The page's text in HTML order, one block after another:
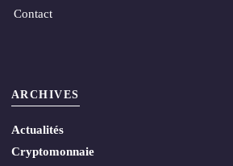
Contact
ARCHIVES
Actualités
Cryptomonnaie